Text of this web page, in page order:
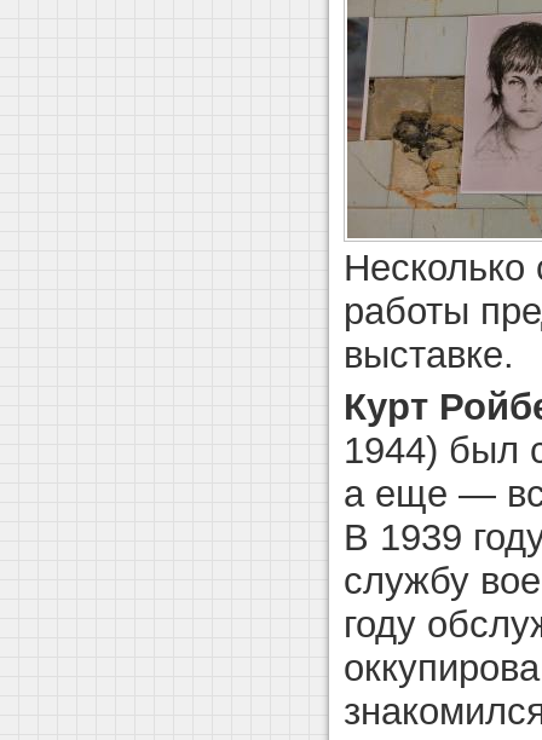
Несколько
работы
выставке.
Курт
1944) был
а еще —
В 1939
службу
году